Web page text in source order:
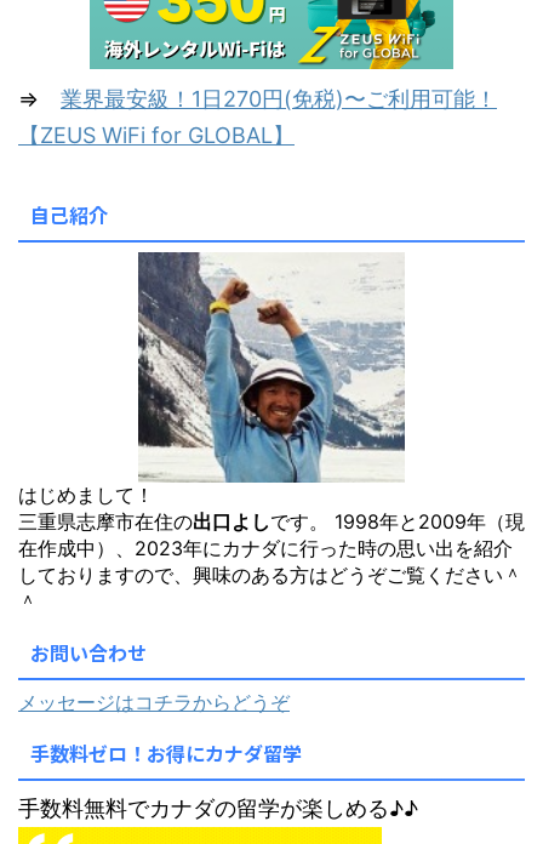
⇒ 業界最安級！1日270円(免税)〜ご利用可能！
【ZEUS WiFi for GLOBAL】
自己紹介
はじめまして！
三重県志摩市在住の出口よしです。 1998年と2009年（現
在作成中）、2023年にカナダに行った時の思い出を紹介
しておりますので、興味のある方はどうぞご覧ください＾
＾
お問い合わせ
メッセージはコチラからどうぞ
手数料ゼロ！お得にカナダ留学
手数料無料でカナダの留学が楽しめる♪♪